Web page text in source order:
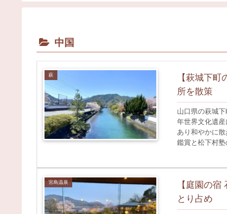
中国
萩
【萩城下
所を散策
山口県の萩城
年世界文化遺
あり和やかに
鑑賞と松下村
宮島温泉
【庭園の
とり占め